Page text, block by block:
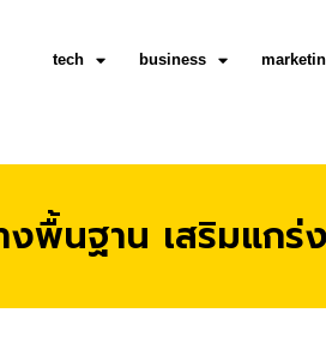
tech business
พื้นฐาน เสริมแกร่